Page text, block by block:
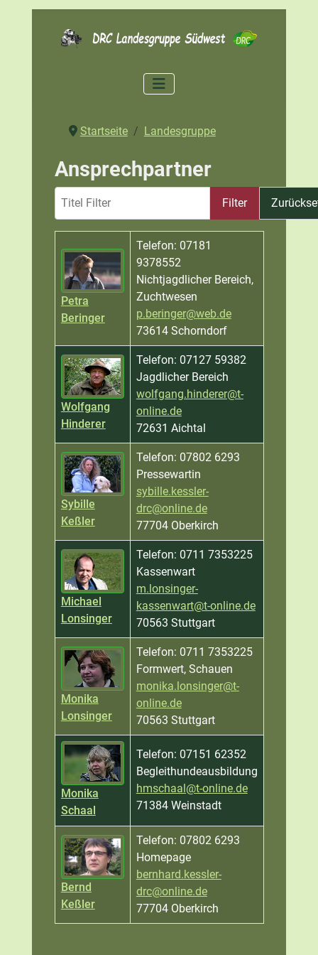
Startseite Landesgruppe
Ansprechpartner
Filter
Details
Petra
Beringer
Telefon: 07181
9378552
Nichtjagdlicher Bereich,
Zuchtwesen
p.beringer@web.de
73614 Schorndorf
Wolfgang
Hinderer
Telefon: 07127 59382
Jagdlicher Bereich
wolfgang.hinderer@t-
online.de
72631 Aichtal
Sybille
Keßler
Telefon: 07802 6293
Pressewartin
sybille.kessler-
drc@online.de
77704 Oberkirch
Michael
Lonsinger
Telefon: 0711 7353225
Kassenwart
m.lonsinger-
kassenwart@t-online.de
70563 Stuttgart
Monika
Lonsinger
Telefon: 0711 7353225
Formwert, Schauen
monika.lonsinger@t-
online.de
70563 Stuttgart
Monika
Schaal
Telefon: 07151 62352
Begleithundeausbildung
hmschaal@t-online.de
71384 Weinstadt
Bernd
Keßler
Telefon: 07802 6293
Homepage
bernhard.kessler-
drc@online.de
77704 Oberkirch